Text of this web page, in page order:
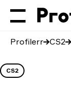
Profilerr CS2
CS2